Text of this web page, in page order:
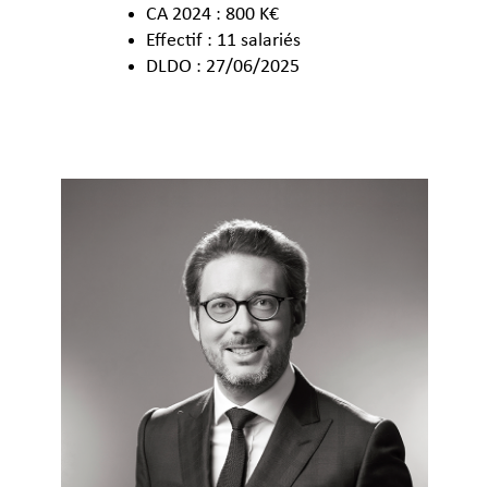
CA 2024 : 800 K€
Effectif : 11 salariés
DLDO : 27/06/2025